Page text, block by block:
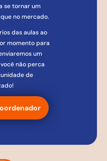
se tornar um
no mercado.
das aulas ao
momento para
um
não perca
de